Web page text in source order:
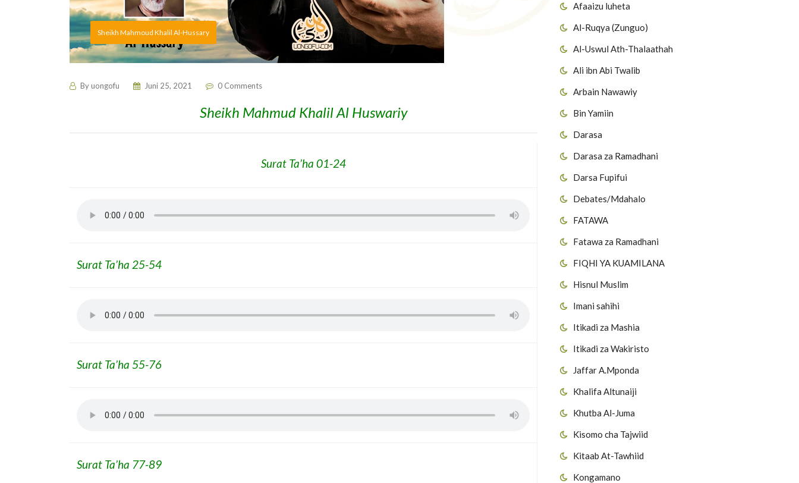
Afaaizu luheta
Al-Ruqya (Zunguo)
Al-Uswul Ath-Thalaathah
Ali ibn Abi Twalib
Arbain Nawawiy
Bin Yamiin
Darasa
Darasa za Ramadhani
Darsa Fupifui
Debates/Mdahalo
FATAWA
Fatawa za Ramadhani
FIQHI YA KUAMILANA
Hisnul Muslim
Imani sahihi
Itikadi za Mashia
Itikadi za Wakiristo
Jaffar A.Mponda
Khalifa Altunaiji
Khutba Al-Juma
Kisomo cha Tajwiid
Kitaab At-Tawhiid
Kongamano
Sheikh Mahmoud Khalil Al-Hussary
Byuongofu Juni 25, 2021 0 Comments
Sheikh Mahmud Khalil Al Huswariy
Surat Ta’ha 01-24
Surat Ta’ha 25-54
Surat Ta’ha 55-76
Surat Ta’ha 77-89